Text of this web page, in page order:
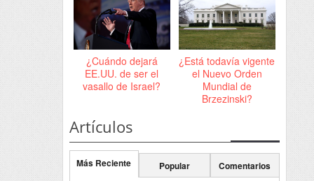
¿Cuándo dejará
EE.UU. de ser el
vasallo de Israel?
¿Está todavía vigente
el Nuevo Orden
Mundial de
Brzezinski?
Artículos
Más Reciente Popular Comentarios